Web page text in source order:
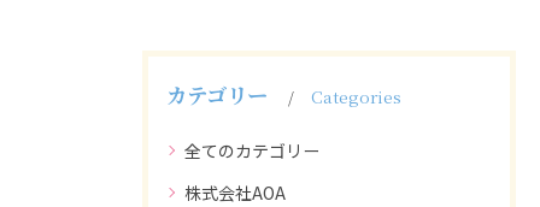
カテゴリー Categories
全てのカテゴリー
株式会社AOA